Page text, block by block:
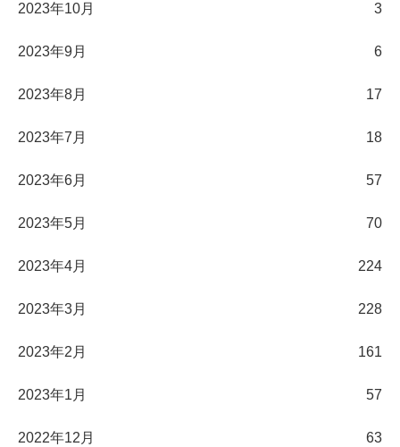
2023年10月 3
2023年9月 6
2023年8月 17
2023年7月 18
2023年6月 57
2023年5月 70
2023年4月 224
2023年3月 228
2023年2月 161
2023年1月 57
2022年12月 63